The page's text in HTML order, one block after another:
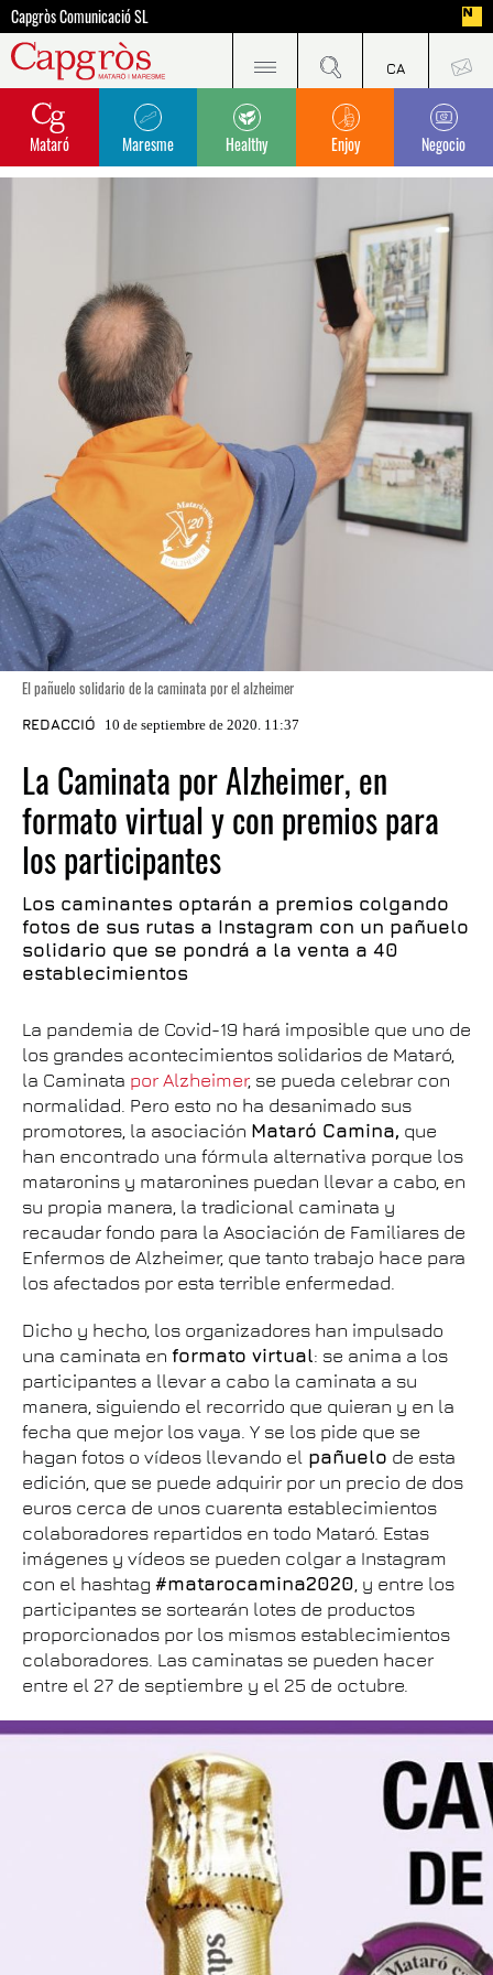
Capgròs Comunicació SL
Mataró Maresme Healthy Enjoy Negocio
El pañuelo solidario de la caminata por el alzheimer
REDACCIÓ 10 de septiembre de 2020. 11:37
La Caminata por Alzheimer, en
formato virtual y con premios para
los participantes
Los caminantes optarán a premios colgando
fotos de sus rutas a Instagram con un pañuelo
solidario que se pondrá a la venta a 40
establecimientos
La pandemia de Covid-19 hará imposible que uno de
los grandes acontecimientos solidarios de Mataró,
la Caminata por Alzheimer, se pueda celebrar con
normalidad. Pero esto no ha desanimado sus
promotores, la asociación Mataró Camina, que
han encontrado una fórmula alternativa porque los
mataronins y mataronines puedan llevar a cabo, en
su propia manera, la tradicional caminata y
recaudar fondo para la Asociación de Familiares de
Enfermos de Alzheimer, que tanto trabajo hace para
los afectados por esta terrible enfermedad.
Dicho y hecho, los organizadores han impulsado
una caminata en formato virtual: se anima a los
participantes a llevar a cabo la caminata a su
manera, siguiendo el recorrido que quieran y en la
fecha que mejor los vaya. Y se los pide que se
hagan fotos o vídeos llevando el pañuelo de esta
edición, que se puede adquirir por un precio de dos
euros cerca de unos cuarenta establecimientos
colaboradores repartidos en todo Mataró. Estas
imágenes y vídeos se pueden colgar a Instagram
con el hashtag #matarocamina2020, y entre los
participantes se sortearán lotes de productos
proporcionados por los mismos establecimientos
colaboradores. Las caminatas se pueden hacer
entre el 27 de septiembre y el 25 de octubre.